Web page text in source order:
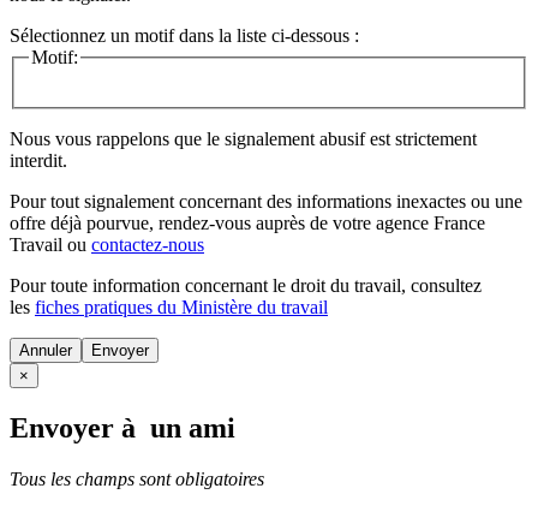
Sélectionnez un motif dans la liste ci-dessous :
Motif:
Nous vous rappelons que le signalement abusif est strictement
interdit.
Pour tout signalement concernant des informations inexactes ou une
offre déjà pourvue, rendez-vous auprès de votre agence France
Travail ou contactez-nous
Pour toute information concernant le droit du travail, consultez
les fiches pratiques du Ministère du travail
Annuler
×
Envoyer à un ami
Tous les champs sont obligatoires